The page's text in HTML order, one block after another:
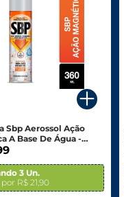
Sbp Aerossol Ação
A Base De Água -
3 Un.
R$ 21,90